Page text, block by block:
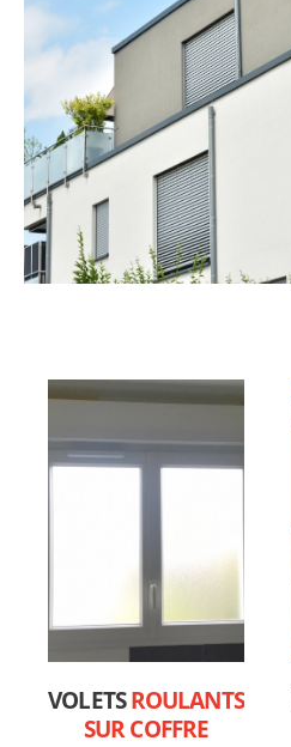
VOLETSROULANTS
SUR COFFRE